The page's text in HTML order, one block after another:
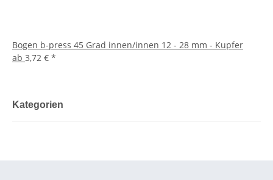
Bogen b-press 45 Grad innen/innen 12 - 28 mm - Kupfer
ab 3,72 € *
Kategorien